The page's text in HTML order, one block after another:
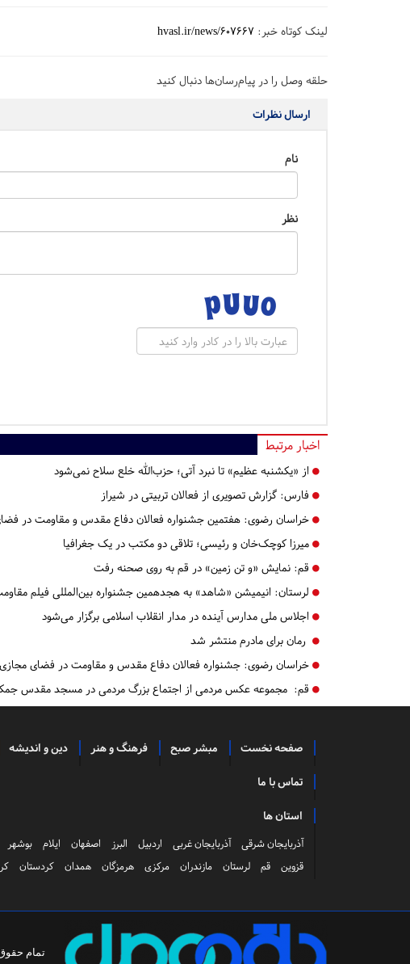
لینک کوتاه خبر: hvasl.ir/news/607667
حلقه وصل را در پیام‌رسان‌ها دنبال کنید
ارسال نظرات
نام
نظر
اخبار مرتبط
از «یکشنبه عظیم» تا نبرد آتی؛ حزب‌الله خلع سلاح نمی‌شود
فارس: گزارش تصویری از فعالان تربیتی در شیراز
خراسان رضوی: هفتمین جشنواره فعالان دفاع مقدس و مقاومت در
میرزا کوچک‌خان و رئیسی؛ تلاقی دو مکتب در یک جغرافیا
قم: ​​​​​​​نمایش «و تن زمین» در قم به روی صحنه رفت
لرستان: انیمیشن «شاهد» به هجدهمین جشنواره بین‌المللی فیلم
اجلاس ملی مدارس آینده در مدار انقلاب اسلامی برگزار می‌شود
رمان برای مادرم منتشر شد
خراسان رضوی: جشنواره فعالان دفاع مقدس و مقاومت در فضای مجازی
قم: مجموعه عکس مردمی از اجتماع بزرگ مردمی در مسجد مقدس
صفحه نخست مبشر صبح فرهنگ و هنر دین و اندیشه
تماس با ما
استان ها
آذربایجان شرقی آذربایجان غربی اردبیل البرز اصفهان ایلام بوشهر
قزوین
قم لرستان مازندران مرکزی هرمزگان همدان کردستان
تمام